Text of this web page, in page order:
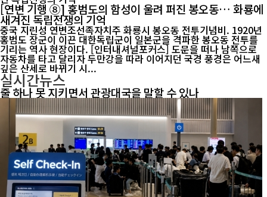
[연변 기행 ⑧] 홍범도의 함성이 울려 퍼진 봉오동… 화룡에
새겨진 독립전쟁의 기억
중국 지린성 연변조선족자치주 화룡시 봉오동 전투기념비. 1920년
홍범도 장군이 이끈 대한독립군이 일본군을 격파한 봉오동 전투를
기리는 역사 현장이다. [인터내셔널포커스] 도문을 떠나 남쪽으로
자동차를 타고 달리자 두만강을 따라 이어지던 국경 풍경은 어느새
깊은 산세로 바뀌기 시...
실시간뉴스
줄 하나 못 지키면서 관광대국을 말할 수 있나